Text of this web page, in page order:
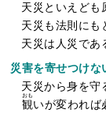
天災といえども
天災も法則にも
天災は人災であ
災害を寄せつけな
天災から身を守
観
おも
いが変われば